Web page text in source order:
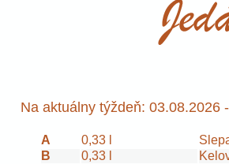
Na aktuálny týždeň: 03.08.2026
A 0,33 l
B
0,33 l